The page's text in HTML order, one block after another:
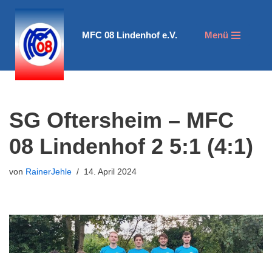
Zum
Inhalt
springen
MFC 08 Lindenhof e.V. Menü
SG Oftersheim – MFC
08 Lindenhof 2 5:1 (4:1)
von RainerJehle 14. April 2024